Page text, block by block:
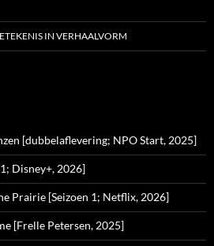
IN VERHAALVORM
[dubbelaflevering; NPO Start, 2025]
Disney+, 2026]
Prairie [Seizoen 1; Netflix, 2026]
[Frelle Petersen, 2025]